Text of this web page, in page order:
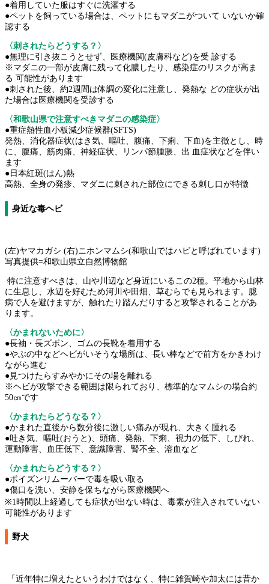
●着用していた服はすぐに洗濯する
●ペットを飼っている場合は、ペットにもマダニがついて いないか確
認する
〈刺されたらどうする？〉
●無理に引き抜こうとせず、医療機関(皮膚科など)を受 診する
※マダニの一部が皮膚に残って化膿したり、感染症のリスクが高ま
る 可能性があります
●刺された後、約2週間は体調の変化に注意し、発熱な どの症状が出
た場合は医療機関を受診する
〈和歌山県で注意すべきマダニの感染症〉
●重症熱性血小板減少症候群(SFTS)
発熱、消化器症状(はき気、嘔吐、腹痛、下痢、下血)を主徴とし、時
に、腹痛、筋肉痛、神経症状、リンパ節腫脹、出 血症状などを伴い
ます
●日本紅斑(はん)熱
高熱、全身の発疹、マダニに刺された部位にできる刺し口が特徴
身近な毒ヘビ
(左)ヤマカガシ (右)ニホンマムシ(和歌山ではハビと呼ばれています)
写真提供=和歌山県立自然博物館
特に注意すべきは、山や川辺など身近にいるこの2種。平地から山林
に生息し、水辺を好むため河川や田畑、草むらでも見られます。臆
病で人を避けますが、触れたり踏んだりすると攻撃されることがあ
ります。
〈かまれないために〉
●長袖・長ズボン、ゴムの長靴を着用する
●やぶの中などヘビがいそうな場所は、長い棒などで前方をかきわけ
ながら進む
●見つけたらすみやかにその場を離れる
※ヘビが攻撃できる範囲は限られており、標準的なマムシの場合約
50㎝です
〈かまれたらどうなる？〉
●かまれた直後から数分後に激しい痛みが現れ、大きく腫れる
●吐き気、嘔吐(おうと)、頭痛、発熱、下痢、視力の低下、しびれ、
運動障害、血圧低下、意識障害、腎不全、溶血など
〈かまれたらどうする？〉
●ポイズンリムーバーで毒を吸い取る
●傷口を洗い、安静を保ちながら医療機関へ
※1時間以上経過しても症状が出ない時は、毒素が注入されていない
可能性があります
野犬
「近年特に増えたというわけではなく、特に雑賀崎や加太には昔か